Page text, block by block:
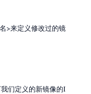
>来定义修改过的镜
们定义的新镜像的I